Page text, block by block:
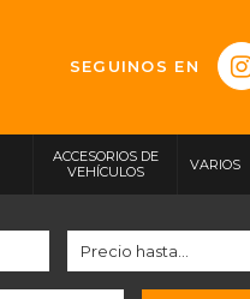
SEGUINOS EN
ACCESORIOS DE
VEHÍCULOS
VARIOS